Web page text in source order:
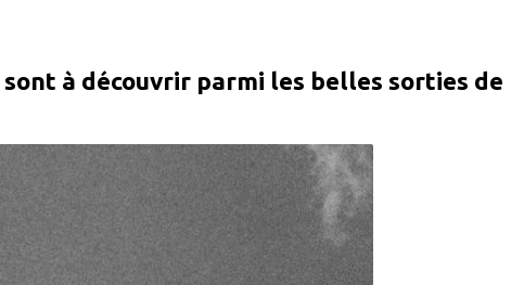
à découvrir parmi les belles sorties de